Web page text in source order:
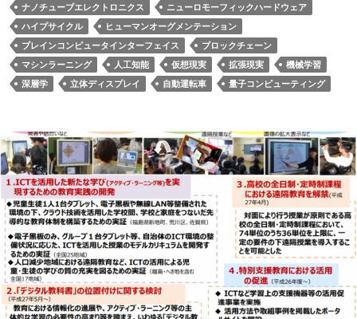
ナノチューブエレクトロニクス
ニューロモーフィックハードウェア
ハイプサイクル
ヒューマンオーグメンテーション
ブレインコンピュータインターフェイス
ブロックチェーン
マシンラーニング
人工知能 仮想現実 拡張現実
機械学習
深層学
立体ディスプレイ 自動運転車 量子コンピューティング